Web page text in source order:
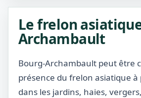
Le frelon
Archambault
Bourg-Archambault peut être
présence du frelon asiatique
dans les jardins, haies,